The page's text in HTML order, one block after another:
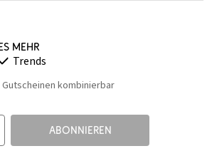
mehr
Trends
kombinierbar
ABONNIEREN